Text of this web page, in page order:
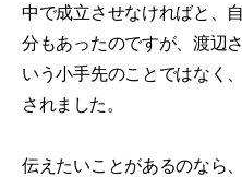
中で成立させなければと、
分もあったのですが、渡辺
いう小手先のことではなく
されました。
伝えたいことがあるのなら